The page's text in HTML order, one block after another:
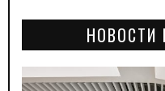
НОВОСТИ